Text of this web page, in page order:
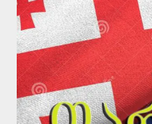
577546577